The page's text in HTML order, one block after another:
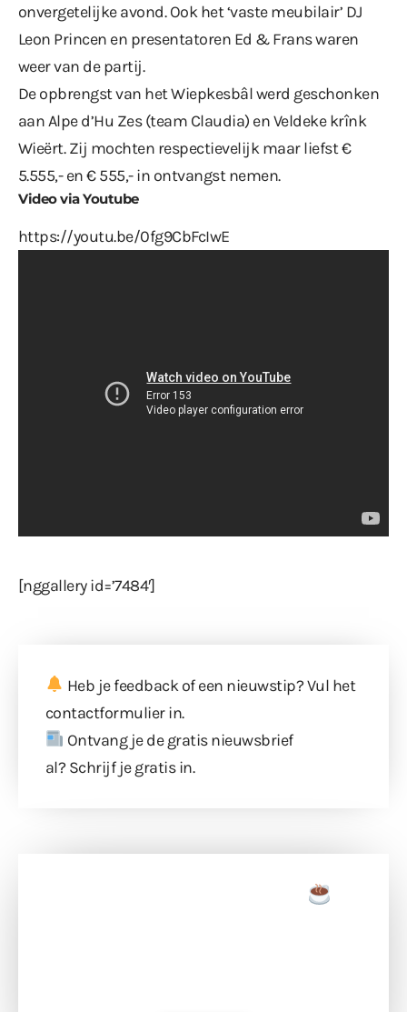
onvergetelijke avond. Ook het ‘vaste meubilair’ DJ
Leon Princen en presentatoren Ed & Frans waren
weer van de partij.
De opbrengst van het Wiepkesbâl werd geschonken
aan Alpe d’Hu Zes (team Claudia) en Veldeke krînk
Wieërt. Zij mochten respectievelijk maar liefst €
5.555,- en € 555,- in ontvangst nemen.
Video via Youtube
https://youtu.be/0fg9CbFcIwE
[nggallery id=’7484′]
Heb je feedback of een nieuwstip? Vul het
contactformulierin.
Ontvang je de gratis nieuwsbrief
al? Schrijf je gratis in.